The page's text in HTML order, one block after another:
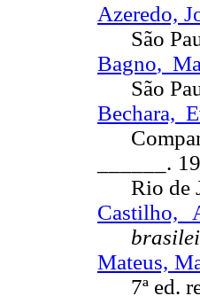
Azeredo,
São
Bagno,
São
Bechara,
______.
Rio de
Castilho,
Mateus,
7ª ed.